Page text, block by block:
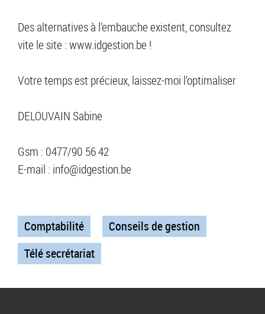
Des alternatives à l’embauche existent, consultez
vite le site : www.idgestion.be !
Votre temps est précieux, laissez-moi l’optimaliser
DELOUVAIN Sabine
Gsm : 0477/90 56 42
E-mail : info@idgestion.be
Comptabilité
Conseils de gestion
Télé secrétariat